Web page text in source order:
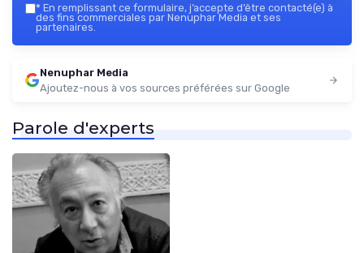
* En remplissant ce formulaire, j’accepte d’être contacté(e) à
des fins commerciales par Nenuphar Media et ses
partenaires.
Nenuphar Media
Ajoutez-nous à vos sources préférées sur Google
Parole d'experts